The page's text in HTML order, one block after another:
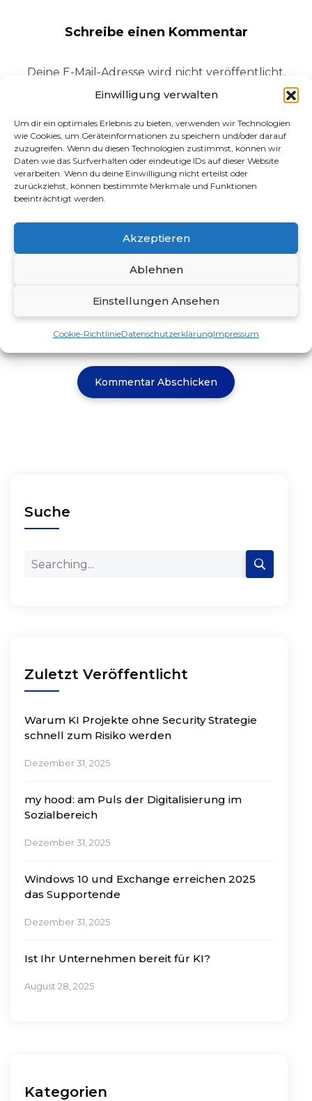
Einwilligung verwalten
Um dir ein optimales Erlebnis zu bieten, verwenden wir Technologien
wie Cookies, um Geräteinformationen zu speichern und/oder darauf
zuzugreifen. Wenn du diesen Technologien zustimmst, können wir
Daten wie das Surfverhalten oder eindeutige IDs auf dieser Website
verarbeiten. Wenn du deine Einwilligung nicht erteilst oder
zurückziehst, können bestimmte Merkmale und Funktionen
beeinträchtigt werden.
Akzeptieren
Ablehnen
Einstellungen Ansehen
Cookie-RichtlinieDatenschutzerklärungImpressum
Schreibe einen Kommentar
Deine E-Mail-Adresse wird nicht veröffentlicht.
Erforderliche Felder sind mit*markiert
Name* E-Mail-Adresse*
Suche
Search
Zuletzt Veröffentlicht
Warum KI Projekte ohne Security Strategie
schnell zum Risiko werden
Dezember 31, 2025
my hood: am Puls der Digitalisierung im
Sozialbereich
Dezember 31, 2025
Windows 10 und Exchange erreichen 2025
das Supportende
Dezember 31, 2025
Ist Ihr Unternehmen bereit für KI?
August 28, 2025
Kategorien